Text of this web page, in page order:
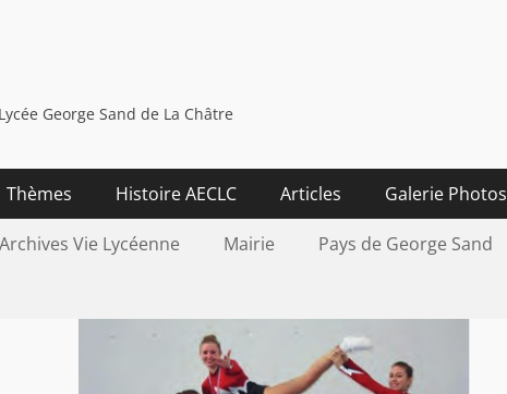
George Sand de La Châtre
Thèmes Histoire AECLC Articles Galerie Photos
Archives Vie Lycéenne Mairie Pays de George Sand